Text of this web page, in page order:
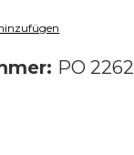
PO 2262